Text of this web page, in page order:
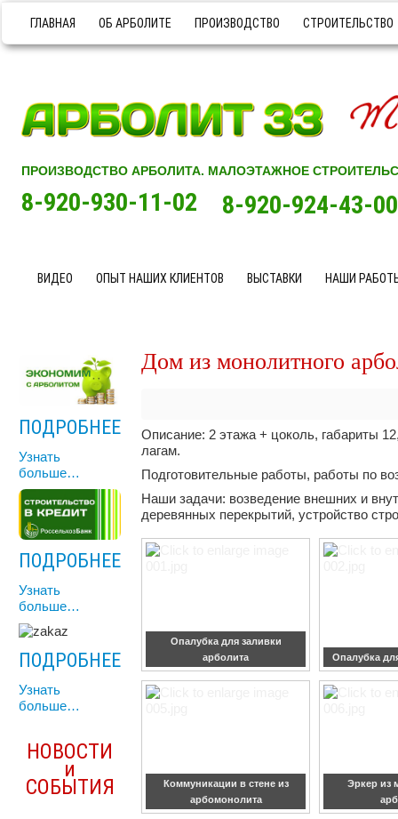
ГЛАВНАЯ ОБ АРБОЛИТЕ ПРОИЗВОДСТВО СТРОИТЕЛЬСТВО
ПРОИЗВОДСТВО АРБОЛИТА. МАЛОЭТАЖНОЕ
8-920-930-11-02 8-920-924-43-00
ВИДЕО ОПЫТ НАШИХ КЛИЕНТОВ ВЫСТАВКИ НАШИ
ПОДРОБНЕЕ
Узнать
больше…
ПОДРОБНЕЕ
Узнать
больше…
ПОДРОБНЕЕ
Узнать
больше…
НОВОСТИ
и
СОБЫТИЯ
Дом из монолитного
Описание: 2 этажа + цоколь, габариты
лагам.
Подготовительные работы, работы по
Наши задачи: возведение внешних и
деревянных перекрытий, устройство
Опалубка для заливки
арболита
Опалубка
Коммуникации в стене из
арбомонолита
Эркер из